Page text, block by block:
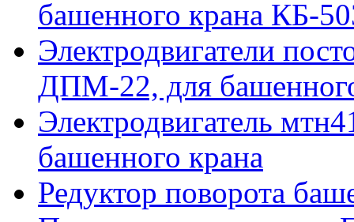
башенного крана КБ-
Электродвигатели
ДПМ-22, для
Электродвигатель
башенного крана
Редуктор поворота